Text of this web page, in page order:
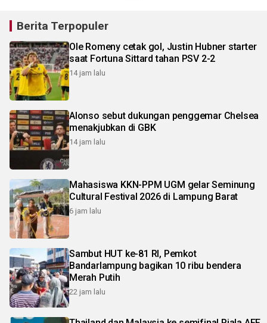
Berita Terpopuler
Ole Romeny cetak gol, Justin Hubner starter
saat Fortuna Sittard tahan PSV 2-2
14 jam lalu
Alonso sebut dukungan penggemar Chelsea
menakjubkan di GBK
14 jam lalu
Mahasiswa KKN-PPM UGM gelar Seminung
Cultural Festival 2026 di Lampung Barat
6 jam lalu
Sambut HUT ke-81 RI, Pemkot
Bandarlampung bagikan 10 ribu bendera
Merah Putih
22 jam lalu